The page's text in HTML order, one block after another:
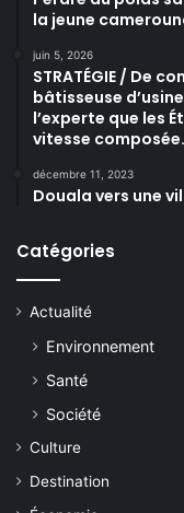
la jeune
juin 5, 2026
STRATÉGIE / De
bâtisseuse
l’experte que les
vitesse composée.
décembre 11, 2023
Douala vers une
Catégories
Actualité
Environnement
Santé
Société
Culture
Destination